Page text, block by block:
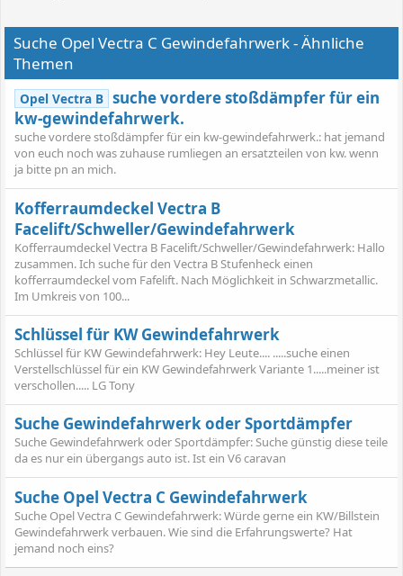
Suche Opel Vectra C Gewindefahrwerk - Ähnliche
Themen
Opel Vectra B suche vordere stoßdämpfer für ein
kw-gewindefahrwerk.
suche vordere stoßdämpfer für ein kw-gewindefahrwerk.: hat jemand
von euch noch was zuhause rumliegen an ersatzteilen von kw. wenn
ja bitte pn an mich.
Kofferraumdeckel Vectra B
Facelift/Schweller/Gewindefahrwerk
Kofferraumdeckel Vectra B Facelift/Schweller/Gewindefahrwerk: Hallo
zusammen. Ich suche für den Vectra B Stufenheck einen
kofferraumdeckel vom Fafelift. Nach Möglichkeit in Schwarzmetallic.
Im Umkreis von 100...
Schlüssel für KW Gewindefahrwerk
Schlüssel für KW Gewindefahrwerk: Hey Leute.... .....suche einen
Verstellschlüssel für ein KW Gewindefahrwerk Variante 1.....meiner ist
verschollen..... LG Tony
Suche Gewindefahrwerk oder Sportdämpfer
Suche Gewindefahrwerk oder Sportdämpfer: Suche günstig diese teile
da es nur ein übergangs auto ist. Ist ein V6 caravan
Suche Opel Vectra C Gewindefahrwerk
Suche Opel Vectra C Gewindefahrwerk: Würde gerne ein KW/Billstein
Gewindefahrwerk verbauen. Wie sind die Erfahrungswerte? Hat
jemand noch eins?